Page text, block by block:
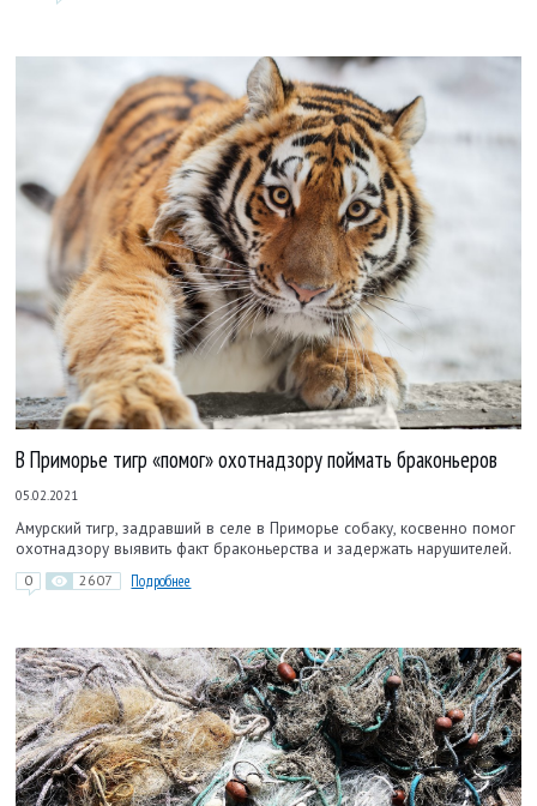
В Приморье тигр «помог» охотнадзору поймать браконьеров
05.02.2021
Амурский тигр, задравший в селе в Приморье собаку, косвенно помог
охотнадзору выявить факт браконьерства и задержать нарушителей.
0 2607 Подробнее